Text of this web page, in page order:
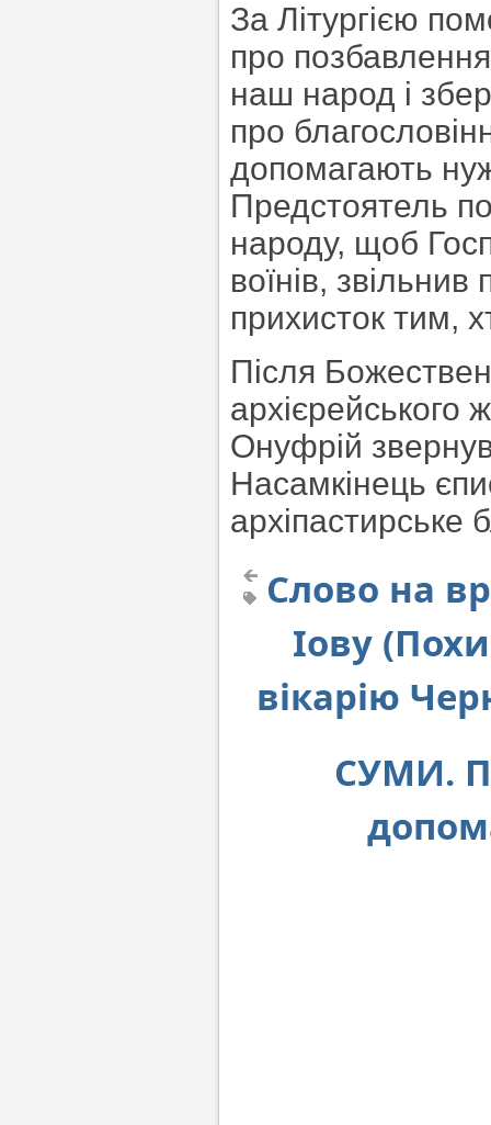
За Літургією
про
наш народ і
про
допомагають
Предстоятель
народу, щоб
воїнів,
прихисток тим,
Після
Онуфрій
Насамкінець
архіпастирське
Слово на
Іову
вікарію
СУМИ.